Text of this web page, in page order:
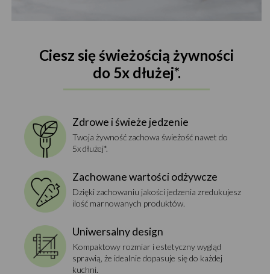
Ciesz się świeżością żywności
do 5x dłużej*.
Zdrowe i świeże jedzenie
Twoja żywność zachowa świeżość nawet do
5x dłużej*.
Zachowane wartości odżywcze
Dzięki zachowaniu jakości jedzenia zredukujesz
ilość marnowanych produktów.
Uniwersalny design
Kompaktowy rozmiar i estetyczny wygląd
sprawią, że idealnie dopasuje się do każdej
kuchni.